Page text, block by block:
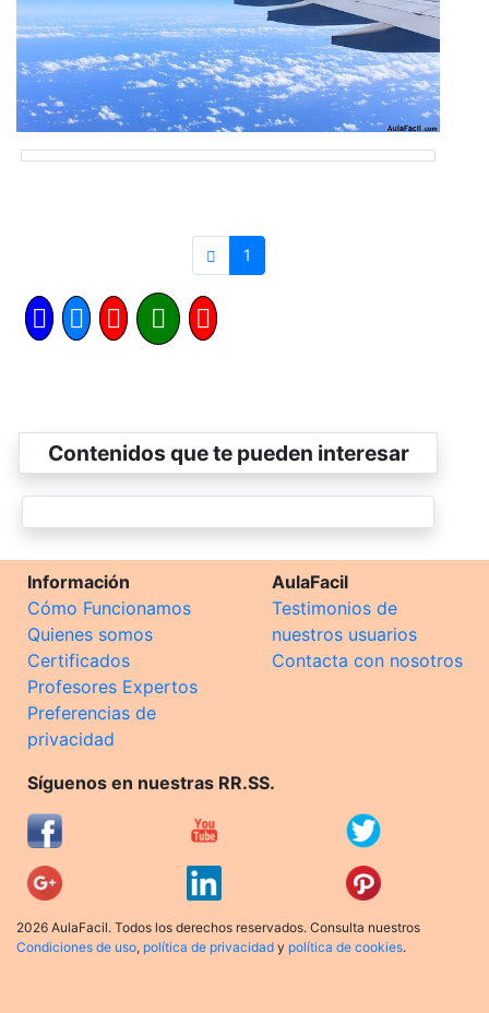
1
Contenidos que te pueden interesar
Información
Cómo Funcionamos
Quienes somos
Certificados
Profesores Expertos
Preferencias de
privacidad
AulaFacil
Testimonios de
nuestros usuarios
Contacta con nosotros
Síguenos en nuestras RR.SS.
2026 AulaFacil. Todos los derechos reservados. Consulta nuestros
Condiciones de uso, política de privacidad y política de cookies.